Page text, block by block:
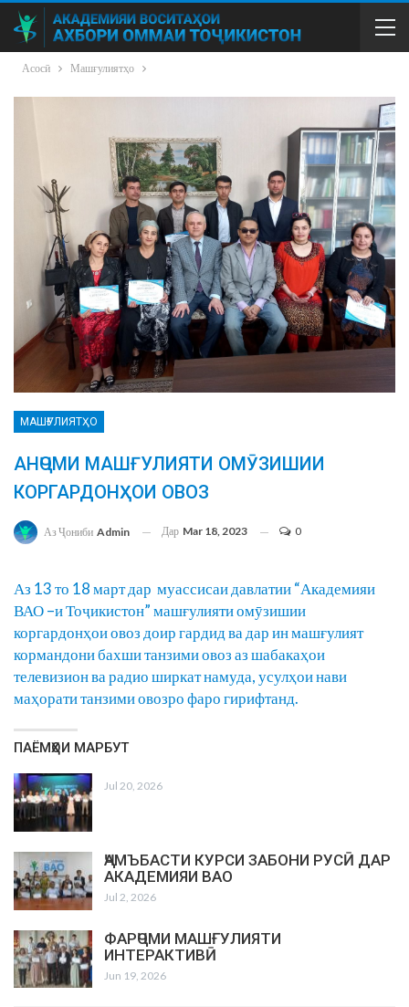
Асосӣ Машғулиятҳо
МАШҒУЛИЯТҲО
АНҶОМИ МАШҒУЛИЯТИ ОМӮЗИШИИ
КОРГАРДОНҲОИ ОВОЗ
Аз Ҷониби Admin Дар Mar 18, 2023 0
Аз 13 то 18 март дар муассисаи давлатии “Академияи
ВАО –и Тоҷикистон” машғулияти омӯзишии
коргардонҳои овоз доир гардид ва дар ин машғулият
кормандони бахши танзими овоз аз шабакаҳои
телевизион ва радио ширкат намуда, усулҳои нави
маҳорати танзими овозро фаро гирифтанд.
ПАЁМҲОИ МАРБУТ
Jul 20, 2026
ҶАМЪБАСТИ КУРСИ ЗАБОНИ РУСӢ ДАР
АКАДЕМИЯИ ВАО
Jul 2, 2026
ФАРҶОМИ МАШҒУЛИЯТИ
ИНТЕРАКТИВӢ
Jun 19, 2026